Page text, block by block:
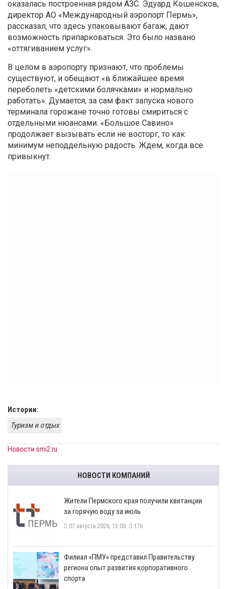
оказалась построенная рядом АЗС. Эдуард Кошенсков,
директор АО «Международный аэропорт Пермь»,
рассказал, что здесь упаковывают багаж, дают
возможность припарковаться. Это было названо
«оттягиванием услуг».
В целом в аэропорту признают, что проблемы
существуют, и обещают «в ближайшее время
переболеть «детскими болячками» и нормально
работать». Думается, за сам факт запуска нового
терминала горожане точно готовы смириться с
отдельными нюансами. «Большое Савино»
продолжает вызывать если не восторг, то как
минимум неподдельную радость. Ждем, когда все
привыкнут.
Истории:
Туризм и отдых
Новости smi2.ru
НОВОСТИ КОМПАНИЙ
​Жители Пермского края получили квитанции
за горячую воду за июль
07 августа 2026, 15:00 176
​Филиал «ПМУ» представил Правительству
региона опыт развития корпоративного
спорта